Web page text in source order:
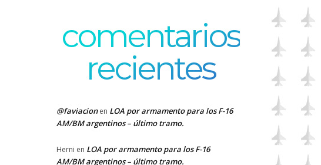
comentarios
recientes
@faviacionen LOA por armamento para los F-16
AM/BM argentinos – último tramo.
Herni en LOA por armamento para los F-16
AM/BM argentinos – último tramo.